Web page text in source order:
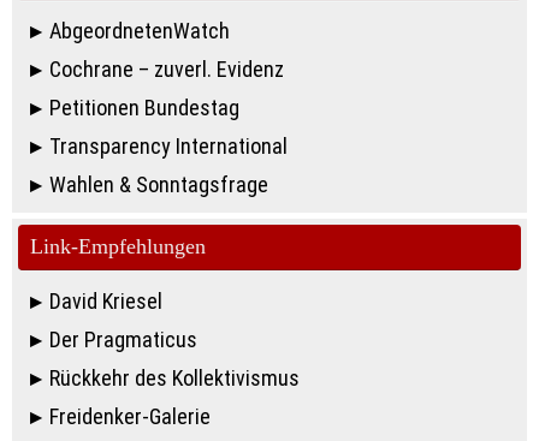
AbgeordnetenWatch
Cochrane – zuverl. Evidenz
Petitionen Bundestag
Transparency International
Wahlen & Sonntagsfrage
Link-Empfehlungen
David Kriesel
Der Pragmaticus
Rückkehr des Kollektivismus
Freidenker-Galerie